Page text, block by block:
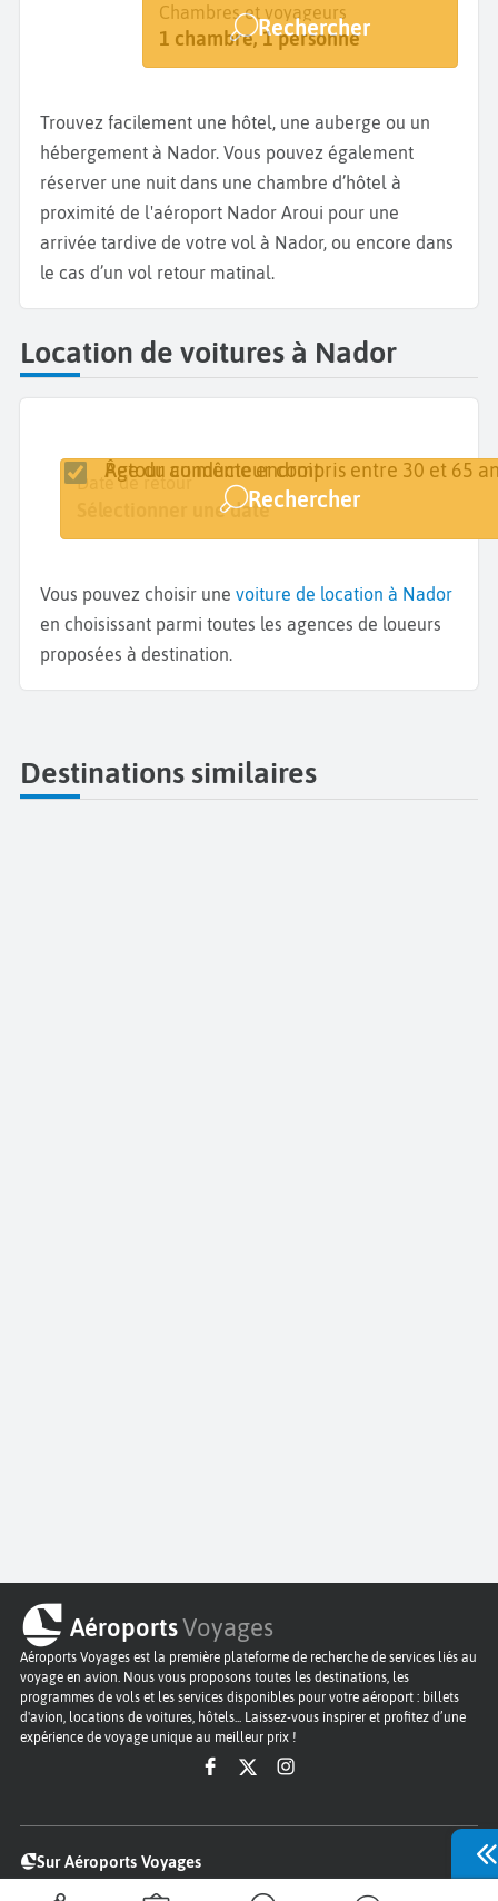
Destination
Nador
Dates
Dates de votre séjour
Chambres et voyageurs
1 chambre, 1 personne
Rechercher
Trouvez facilement une hôtel, une auberge ou un
hébergement à Nador. Vous pouvez également
réserver une nuit dans une chambre d’hôtel à
proximité de l'aéroport Nador Aroui pour une
arrivée tardive de votre vol à Nador, ou encore dans
le cas d’un vol retour matinal.
Location de voitures à Nador
Lieu de retrait
Date de retrait
Sélectionner une date
Date de retour
Sélectionner une date
Retour au même endroit
Âge du conducteur compris entre 30 et 65
Rechercher
Vous pouvez choisir une voiture de location à Nador
en choisissant parmi toutes les agences de loueurs
proposées à destination.
Destinations similaires
AéroportsVoyages
Aéroports Voyages est la première plateforme de recherche de services liés au
voyage en avion. Nous vous proposons toutes les destinations, les
programmes de vols et les services disponibles pour votre aéroport : billets
d'avion, locations de voitures, hôtels... Laissez-vous inspirer et profitez d’une
expérience de voyage unique au meilleur prix !
Sur Aéroports Voyages